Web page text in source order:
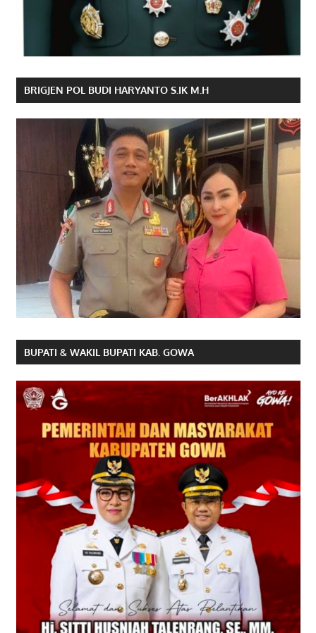
BRIGJEN POL BUDI HARYANTO S.IK M.H
BUPATI & WAKIL BUPATI KAB. GOWA